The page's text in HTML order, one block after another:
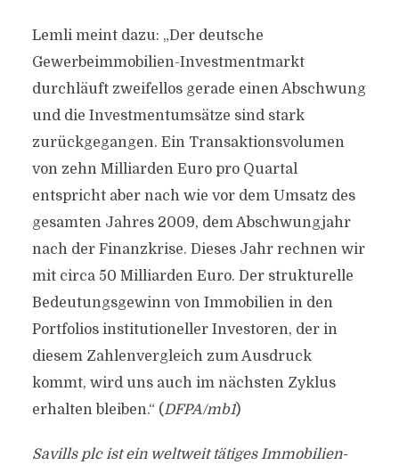
Lemli meint dazu: „Der deutsche
Gewerbeimmobilien-Investmentmarkt
durchläuft zweifellos gerade einen Abschwung
und die Investmentumsätze sind stark
zurückgegangen. Ein Transaktionsvolumen
von zehn Milliarden Euro pro Quartal
entspricht aber nach wie vor dem Umsatz des
gesamten Jahres 2009, dem Abschwungjahr
nach der Finanzkrise. Dieses Jahr rechnen wir
mit circa 50 Milliarden Euro. Der strukturelle
Bedeutungsgewinn von Immobilien in den
Portfolios institutioneller Investoren, der in
diesem Zahlenvergleich zum Ausdruck
kommt, wird uns auch im nächsten Zyklus
erhalten bleiben.“ (DFPA/mb1)
Savills plc ist ein weltweit tätiges Immobilien-